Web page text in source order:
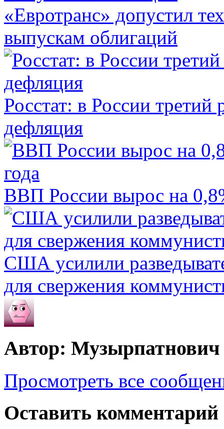
«Евротранс» допустил
выпускам облигаций
Росстат: в России третий
дефляция
ВВП России вырос на
США усилили
для свержения
Автор: Музырпатнович
Просмотреть все
Оставить комментарий